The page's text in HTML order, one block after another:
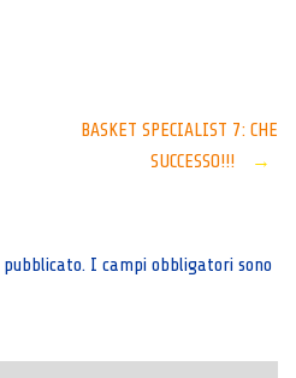
BASKET SPECIALIST 7: CHE
SUCCESSO!!!
→
I campi obbligatori sono